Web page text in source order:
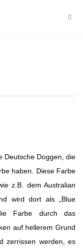
Deutsche Doggen, die
haben. Diese Farbe
z.B. dem Australian
wird dort als „Blue
Farbe durch das
auf hellerem Grund
zerrissen werden, es